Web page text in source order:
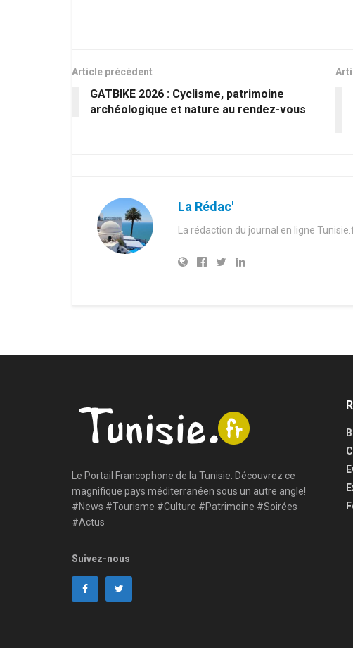
Article précédent
GATBIKE 2026 : Cyclisme, patrimoine
archéologique et nature au rendez-vous
La Rédac'
La rédaction du journal en ligne
Le Portail Francophone de la Tunisie. Découvrez ce
magnifique pays méditerranéen sous un autre angle!
#News #Tourisme #Culture #Patrimoine #Soirées
#Actus
Suivez-nous